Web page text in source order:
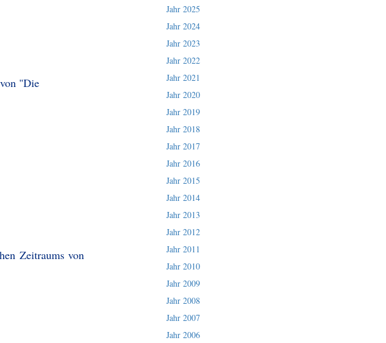
"Die
Zeitraums von
Jahr 2025
Jahr 2024
Jahr 2023
Jahr 2022
Jahr 2021
Jahr 2020
Jahr 2019
Jahr 2018
Jahr 2017
Jahr 2016
Jahr 2015
Jahr 2014
Jahr 2013
Jahr 2012
Jahr 2011
Jahr 2010
Jahr 2009
Jahr 2008
Jahr 2007
Jahr 2006